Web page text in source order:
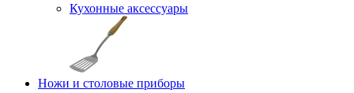
Кухонные аксессуары
Ножи и столовые приборы